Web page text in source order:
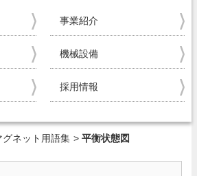
事業紹介
機械設備
採用情報
ネット用語集 > 平衡状態図